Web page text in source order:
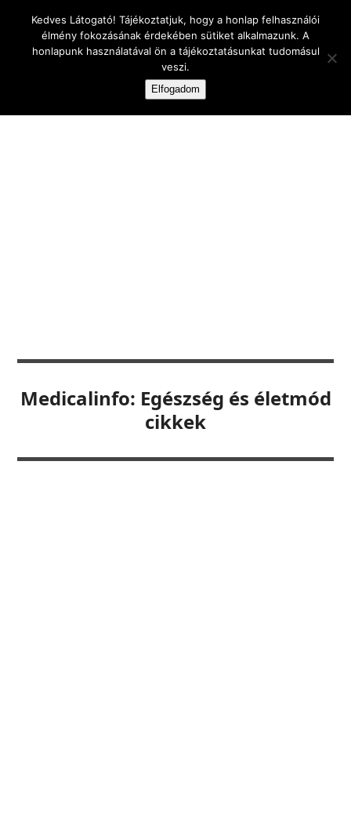
Medicalinfo: Egészség és életmód
cikkek
Kedves Látogató! Tájékoztatjuk, hogy a honlap felhasználói
élmény fokozásának érdekében sütiket alkalmazunk. A
honlapunk használatával ön a tájékoztatásunkat tudomásul
veszi.
Elfogadom